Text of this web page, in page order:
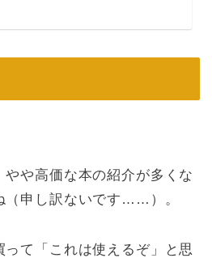
や高価な本の紹介が多くな
（申し訳ないです……）。
って「これは使えるぞ」と思